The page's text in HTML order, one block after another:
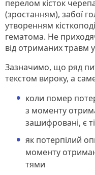
перелом кісток
(зростанням), забої
утворенням
гематома. Не
від отриманих травм
Зазначимо, що ряд
текстом вироку, а
коли помер
з моменту
зашифровані, є
як потерпілий
моменту
тями